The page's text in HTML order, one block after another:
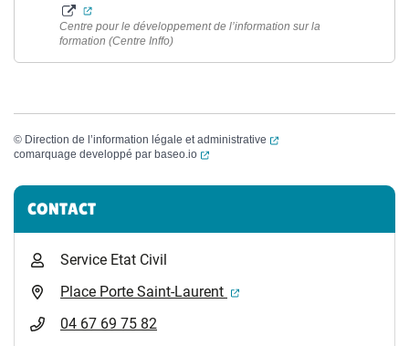
(ouverture dans un nouvel onglet)
Centre pour le développement de l’information sur la
formation (Centre Inffo)
© Direction de l’information légale et administrative
(ouverture dans un
comarquage developpé par baseo.io (ouverture dans un nouvel onglet)
Informations complémentaires
CONTACT
Service Etat Civil
Place Porte Saint-Laurent
(ouverture dans un
04 67 69 75 82